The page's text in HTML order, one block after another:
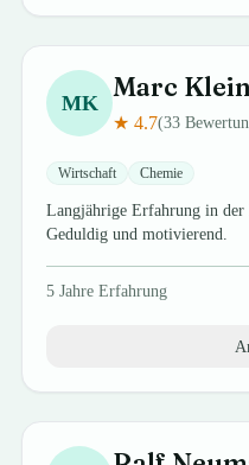
MK Marc Klein
★4.7(33
Wirtschaft Chemie
Langjährige Erfahrung in
Geduldig und motivierend.
5 Jahre Erfahrung